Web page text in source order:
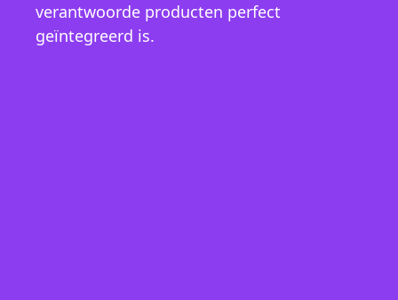
verantwoorde producten perfect
geïntegreerd is.